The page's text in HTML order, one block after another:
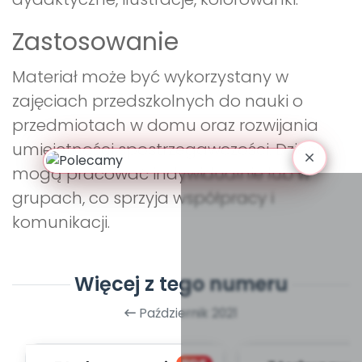
Zastosowanie
Materiał może być wykorzystany w
zajęciach przedszkolnych do nauki o
przedmiotach w domu oraz rozwijania
umiejętności spostrzegawczości. Dzieci
mogą pracować indywidualnie lub w
grupach, co sprzyja współpracy i
komunikacji.
Więcej z tego numeru
Październik 2021